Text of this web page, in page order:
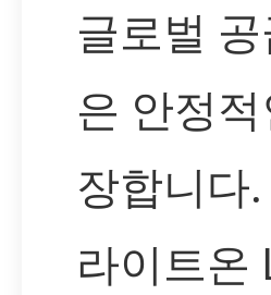
글로벌
은 안정
장합니다
라이트온